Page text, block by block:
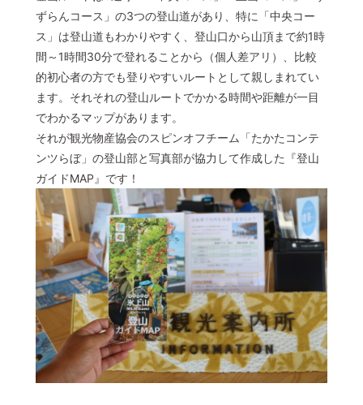
ずらんコース」の3つの登山道があり、特に「中央コー
ス」は登山道もわかりやすく、登山口から山頂まで約1時
間～1時間30分で登れることから（個人差アリ）、比較
的初心者の方でも登りやすいルートとして親しまれてい
ます。それそれの登山ルートでかかる時間や距離が一目
でわかるマップがあります。
それが観光物産協会のスピンオフチーム「たかたコンテ
ンツらぼ」の登山部と写真部が協力して作成した『登山
ガイドMAP』です！